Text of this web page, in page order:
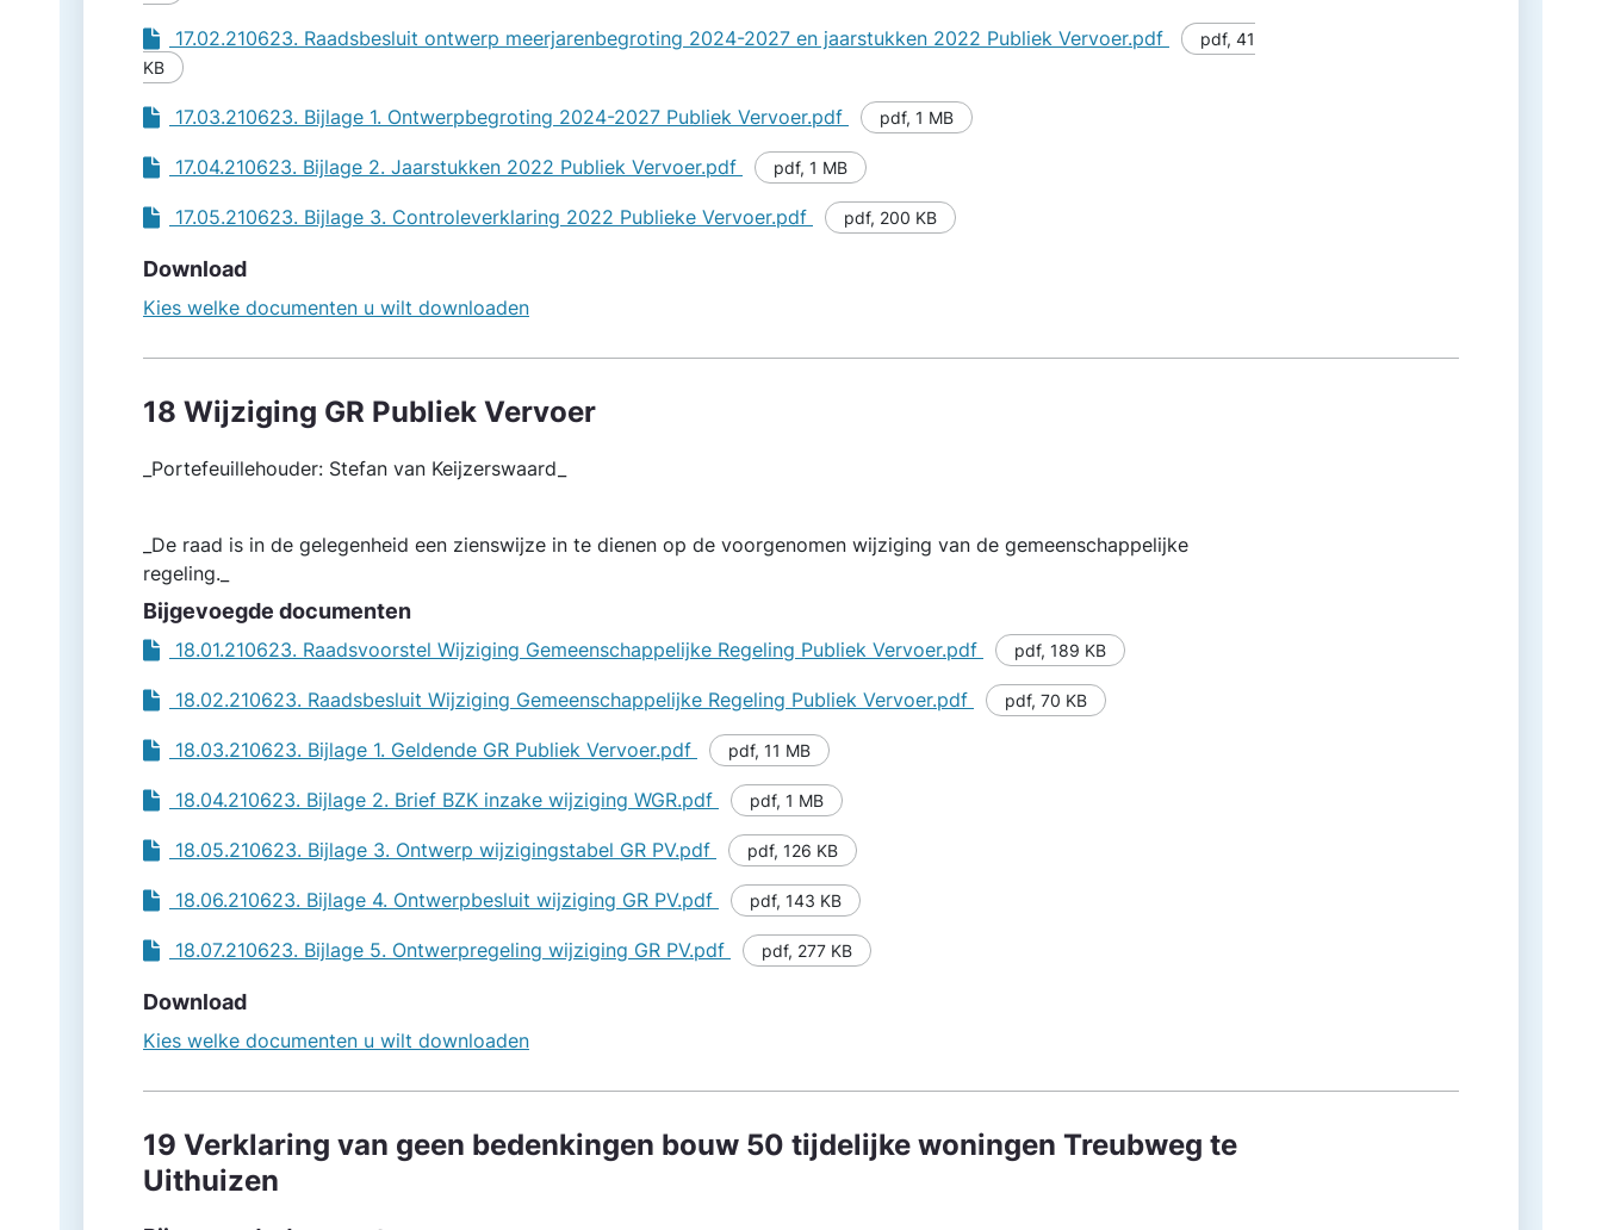
17.02.210623. Raadsbesluit ontwerp meerjarenbegroting 2024-2027 en jaarstukken 2022 Publiek Vervoer.pdf pdf, 41
KB
17.03.210623. Bijlage 1. Ontwerpbegroting 2024-2027 Publiek Vervoer.pdf pdf, 1 MB
17.04.210623. Bijlage 2. Jaarstukken 2022 Publiek Vervoer.pdf pdf, 1 MB
17.05.210623. Bijlage 3. Controleverklaring 2022 Publieke Vervoer.pdf pdf, 200 KB
Download
Kies welke documenten u wilt downloaden
18 Wijziging GR Publiek Vervoer
_Portefeuillehouder: Stefan van Keijzerswaard_
_De raad is in de gelegenheid een zienswijze in te dienen op de voorgenomen wijziging van de gemeenschappelijke
regeling._
Bijgevoegde documenten
18.01.210623. Raadsvoorstel Wijziging Gemeenschappelijke Regeling Publiek Vervoer.pdf pdf, 189 KB
18.02.210623. Raadsbesluit Wijziging Gemeenschappelijke Regeling Publiek Vervoer.pdf pdf, 70 KB
18.03.210623. Bijlage 1. Geldende GR Publiek Vervoer.pdf pdf, 11 MB
18.04.210623. Bijlage 2. Brief BZK inzake wijziging WGR.pdf pdf, 1 MB
18.05.210623. Bijlage 3. Ontwerp wijzigingstabel GR PV.pdf pdf, 126 KB
18.06.210623. Bijlage 4. Ontwerpbesluit wijziging GR PV.pdf pdf, 143 KB
18.07.210623. Bijlage 5. Ontwerpregeling wijziging GR PV.pdf pdf, 277 KB
Download
Kies welke documenten u wilt downloaden
19 Verklaring van geen bedenkingen bouw 50 tijdelijke woningen Treubweg te
Uithuizen